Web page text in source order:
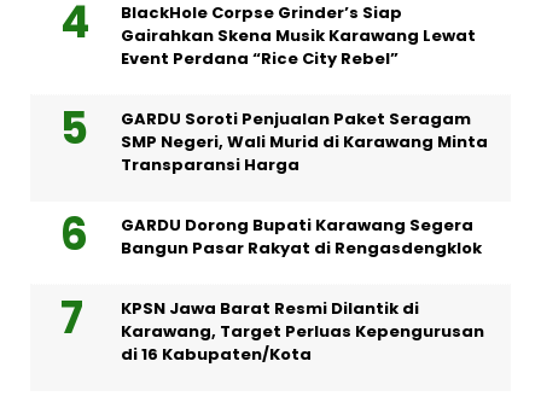
BlackHole Corpse Grinder’s Siap
Gairahkan Skena Musik Karawang Lewat
Event Perdana “Rice City Rebel”
GARDU Soroti Penjualan Paket Seragam
SMP Negeri, Wali Murid di Karawang Minta
Transparansi Harga
GARDU Dorong Bupati Karawang Segera
Bangun Pasar Rakyat di Rengasdengklok
KPSN Jawa Barat Resmi Dilantik di
Karawang, Target Perluas Kepengurusan
di 16 Kabupaten/Kota